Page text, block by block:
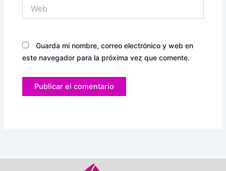
Guarda mi nombre, correo electrónico y web en
este navegador para la próxima vez que comente.